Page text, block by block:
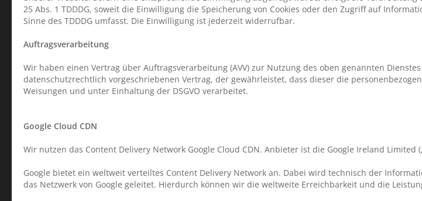
25 Abs. 1 TDDDG, soweit die Einwilligung die Speicherung von Cookies oder den Zugriff auf
Sinne des TDDDG umfasst. Die Einwilligung ist jederzeit widerrufbar.
Auftragsverarbeitung
Wir haben einen Vertrag über Auftragsverarbeitung (AVV) zur Nutzung des oben genannten
datenschutzrechtlich vorgeschriebenen Vertrag, der gewährleistet, dass dieser die
Weisungen und unter Einhaltung der DSGVO verarbeitet.
Google Cloud CDN
Wir nutzen das Content Delivery Network Google Cloud CDN. Anbieter ist die Google Ireland Limited
Google bietet ein weltweit verteiltes Content Delivery Network an. Dabei wird technisch der
das Netzwerk von Google geleitet. Hierdurch können wir die weltweite Erreichbarkeit und die